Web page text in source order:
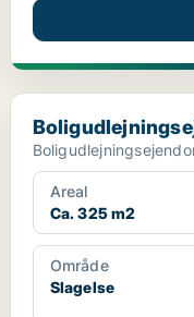
Areal
Ca. 325 m2
Område
Slagelse